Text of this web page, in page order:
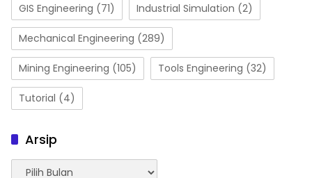
GIS Engineering (71) Industrial Simulation (2)
Mechanical Engineering (289)
Mining Engineering (105) Tools Engineering (32)
Tutorial (4)
Arsip
Arsip